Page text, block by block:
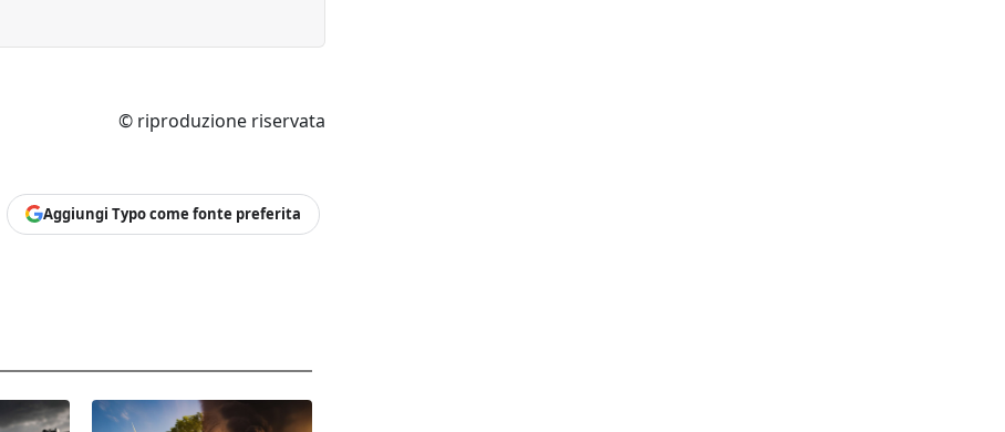
© riproduzione riservata
Aggiungi Typo come fonte preferita